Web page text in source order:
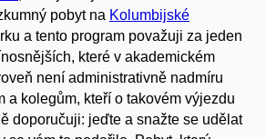
pobyt na Kolumbijské
a tento program považuji za jeden
které v akademickém
není administrativně nadmíru
a kolegům, kteří o takovém výjezdu
doporučuji: jeďte a snažte se udělat